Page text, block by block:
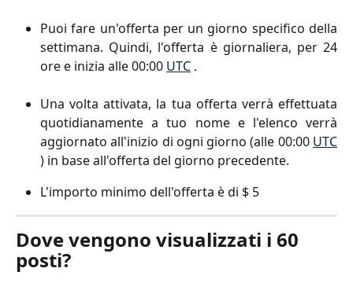
Puoi fare un'offerta per un giorno specifico della
settimana. Quindi, l'offerta è giornaliera, per 24
ore e inizia alle 00:00 UTC .
Una volta attivata, la tua offerta verrà effettuata
quotidianamente a tuo nome e l'elenco verrà
aggiornato all'inizio di ogni giorno (alle 00:00 UTC
) in base all'offerta del giorno precedente.
L'importo minimo dell'offerta è di $ 5
Dove vengono visualizzati i 60
posti?